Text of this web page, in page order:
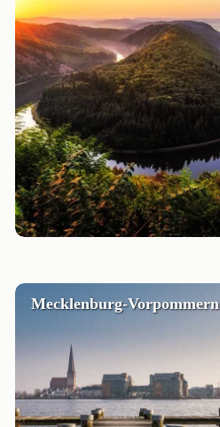
Mecklenburg-Vorpommern